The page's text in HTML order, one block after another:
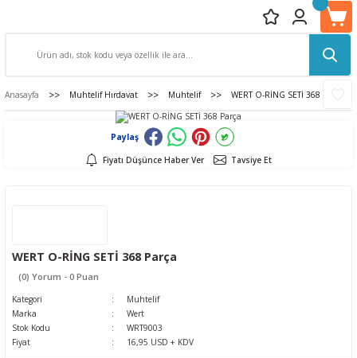
Anasayfa Muhtelif Hırdavat Muhtelif WERT O-RİNG SETİ 368 Parça
Paylaş
Fiyatı Düşünce Haber Ver Tavsiye Et
WERT O-RİNG SETİ 368 Parça
(0) Yorum - 0 Puan
Kategori
Muhtelif
Marka
Wert
Stok Kodu
WRT9003
Fiyat
16,95 USD + KDV